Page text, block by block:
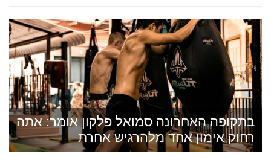
בתקופה האחרונה סמואל פלקון אומר: אתה
רחוק אימון אחד מלהרגיש אחרת